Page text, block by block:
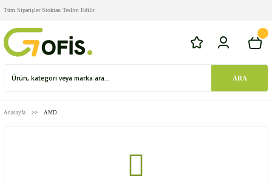
Tüm Siparişler Stoktan Teslim Edilir
ARA
Anasayfa AMD